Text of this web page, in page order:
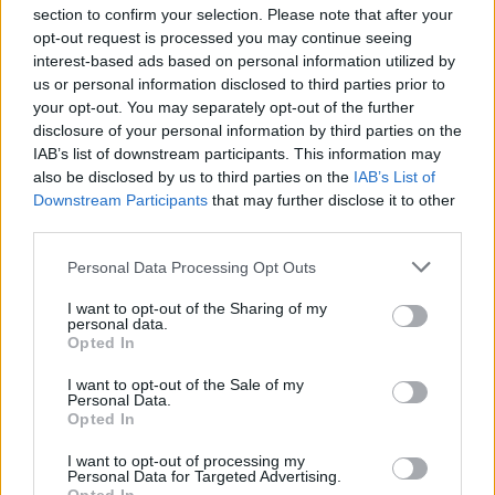
section to confirm your selection. Please note that after your
opt-out request is processed you may continue seeing
interest-based ads based on personal information utilized by
us or personal information disclosed to third parties prior to
your opt-out. You may separately opt-out of the further
disclosure of your personal information by third parties on the
IAB’s list of downstream participants. This information may
also be disclosed by us to third parties on the IAB’s List of
Downstream Participants that may further disclose it to other
Personal Data Processing Opt Outs
I want to opt-out of the Sharing of my
personal data.
Opted In
I want to opt-out of the Sale of my
Personal Data.
Opted In
I want to opt-out of processing my
Personal Data for Targeted Advertising.
αμείλικτο κοινωνικό και οικονομικό άγχος. Νέοι
άνθρωποι αναγκάζονται να παραμένουν στα
σπίτια των γονιών τους, ζευγάρια αναβάλλουν την
οικογενειακή ζωή, εργαζόμενοι και συνταξιούχοι
οδηγούνται σε στεγαστική ανασφάλεια, ενώ η
μεσαία τάξη βλέπει το εισόδημά της να
απορροφάται ολοκληρωτικά μόνο για το ενοίκιο.
Σε αυτό το τοπίο, η κυβέρνηση απλώς
παρακολουθεί, χωρίς ουσιαστικές πρωτοβουλίες,
Το κόμμα της αξιωματικής αντιπολίτευσης ζητάει
1. Πώς αξιολογεί η κυβέρνηση τα στοιχεία της
Eurostat που κατατάσσουν την Ελλάδα
πρωταθλήτρια στην Ευρωπαϊκή Ένωση ως προς τη